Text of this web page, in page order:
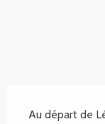
Au départ de